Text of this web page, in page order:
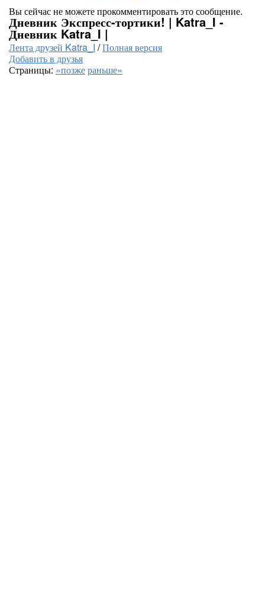
Вы сейчас не можете прокомментировать это сообщение.
Дневник Экспресс-тортики! | Katra_I -
Дневник Katra_I |
Лента друзей Katra_I /Полная версия
Добавить в друзья
Страницы: «позжераньше»